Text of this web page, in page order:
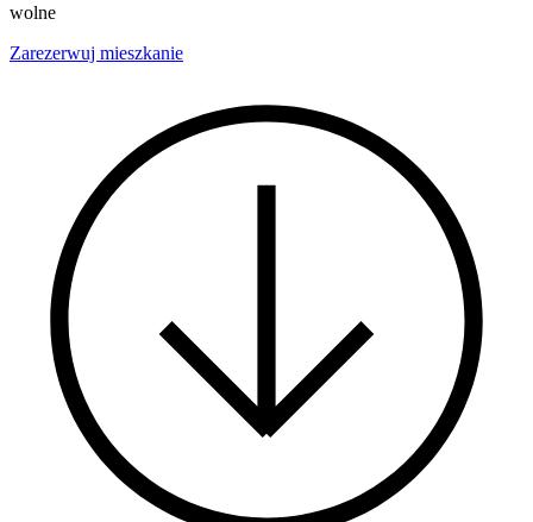
wolne
Zarezerwuj mieszkanie